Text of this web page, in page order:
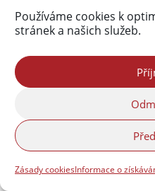
Používáme cookies k
stránek a našich služeb.
Zásady cookiesInformace o
kurz včelařství pro
přijme nové
přijme nové
Martin Hodonicky: